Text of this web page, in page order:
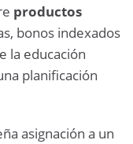
productos
bonos indexados
la educación
planificación
asignación a un